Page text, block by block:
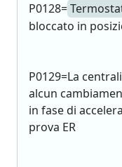
P0128=
bloccato in
P0129=La
alcun
in fase di
prova ER